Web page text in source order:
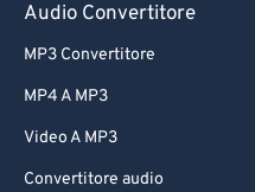
Audio Convertitore
MP3 Convertitore
MP4 A MP3
Video A MP3
Convertitore audio